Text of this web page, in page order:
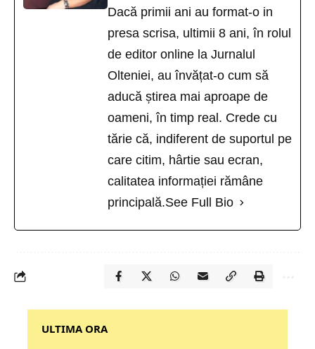
Dacă primii ani au format-o in
presa scrisa, ultimii 8 ani, în rolul
de editor online la Jurnalul
Olteniei, au învățat-o cum să
aducă știrea mai aproape de
oameni, în timp real. Crede cu
tărie că, indiferent de suportul pe
care citim, hârtie sau ecran,
calitatea informației rămâne
principală.See Full Bio
‎‎‎‎‎‎‎ULTIMA ORA